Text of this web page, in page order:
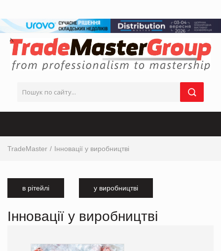
TradeMaster Інновації у виробництві
в рітейлі у виробництві
Інновації у виробництві